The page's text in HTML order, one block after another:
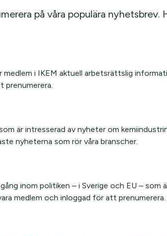
på våra populära nyhetsbrev.
medlem i IKEM aktuell arbetsrättslig
prenumerera.
är intresserad av nyheter om
nyheterna som rör våra branscher.
inom politiken – i Sverige och EU – som
medlem och inloggad för att prenumerera.